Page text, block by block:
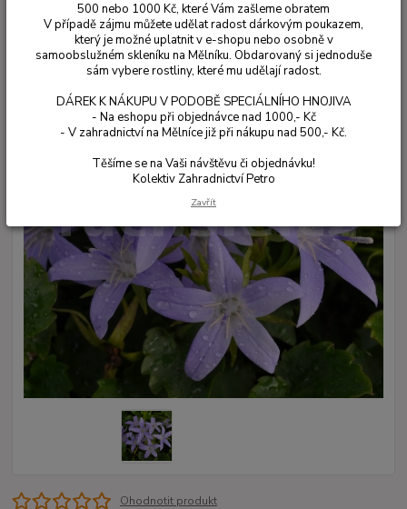
Ohodnotit produkt
500 nebo 1000 Kč, které Vám zašleme obratem
V případě zájmu můžete udělat radost dárkovým poukazem,
který je možné uplatnit v e-shopu nebo osobně v
samoobslužném skleníku na Mělníku. Obdarovaný si jednoduše
sám vybere rostliny, které mu udělají radost.
DÁREK K NÁKUPU V PODOBĚ SPECIÁLNÍHO HNOJIVA
- Na eshopu při objednávce nad 1000,- Kč
- V zahradnictví na Mělníce již při nákupu nad 500,- Kč.
Těšíme se na Vaši návštěvu či objednávku!
Kolektiv Zahradnictví Petro
Zavřít